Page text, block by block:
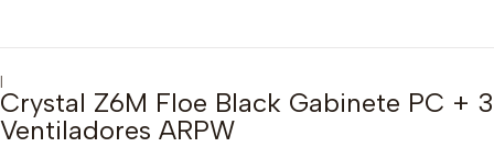
|
Crystal Z6M Floe Black Gabinete PC + 3
Ventiladores ARPW